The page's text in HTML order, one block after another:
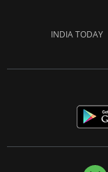
INDIA TODAY